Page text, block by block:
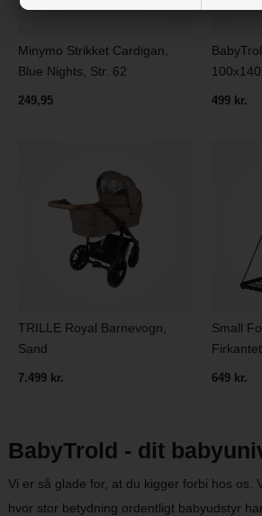
Minymo Strikket Cardigan,
Blue Nights, Str. 62
249,95 499 kr.
TRILLE Royal Barnevogn,
Sand
7.499 kr.
Small
Firkantet
649 kr.
BabyTrold - dit
Vi er så glade for, at du kigger forbi hos os.
hvor stor betydning ordentligt babyudstyr